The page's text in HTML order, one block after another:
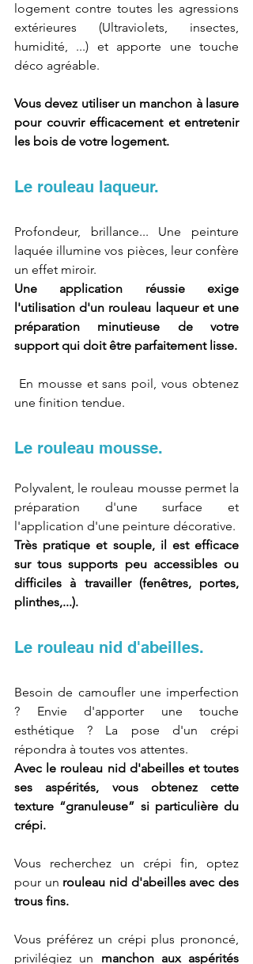
logement contre toutes les agressions
extérieures (Ultraviolets, insectes,
humidité, ...) et apporte une touche
déco agréable.
Vous devez utiliser un manchon à lasure
pour couvrir efficacement et entretenir
les bois de votre logement.
Le rouleau laqueur.
Profondeur, brillance... Une peinture
laquée illumine vos pièces, leur confère
un effet miroir.
Une application réussie exige
l'utilisation d'un rouleau laqueur et une
préparation minutieuse de votre
support qui doit être parfaitement lisse.
une finition tendue.
Le rouleau mousse.
Polyvalent, le rouleau mousse permet la
préparation d'une surface et
l'application d'une peinture décorative.
Très pratique et souple, il est efficace
sur tous supports peu accessibles ou
difficiles à travailler (fenêtres, portes,
plinthes,...).
Le rouleau nid d'abeilles.
Besoin de camoufler une imperfection
? Envie d'apporter une touche
esthétique ? La pose d'un crépi
répondra à toutes vos attentes.
Avec le rouleau nid d'abeilles et toutes
ses aspérités, vous obtenez cette
texture “granuleuse” si particulière du
crépi.
Vous recherchez un crépi fin, optez
pour un rouleau nid d'abeilles avec des
trous fins.
Vous préférez un crépi plus prononcé,
privilégiez un manchon aux aspérités